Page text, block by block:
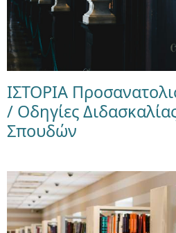
ΙΣΤΟΡΙΑ
/ Οδηγίες
Σπουδών